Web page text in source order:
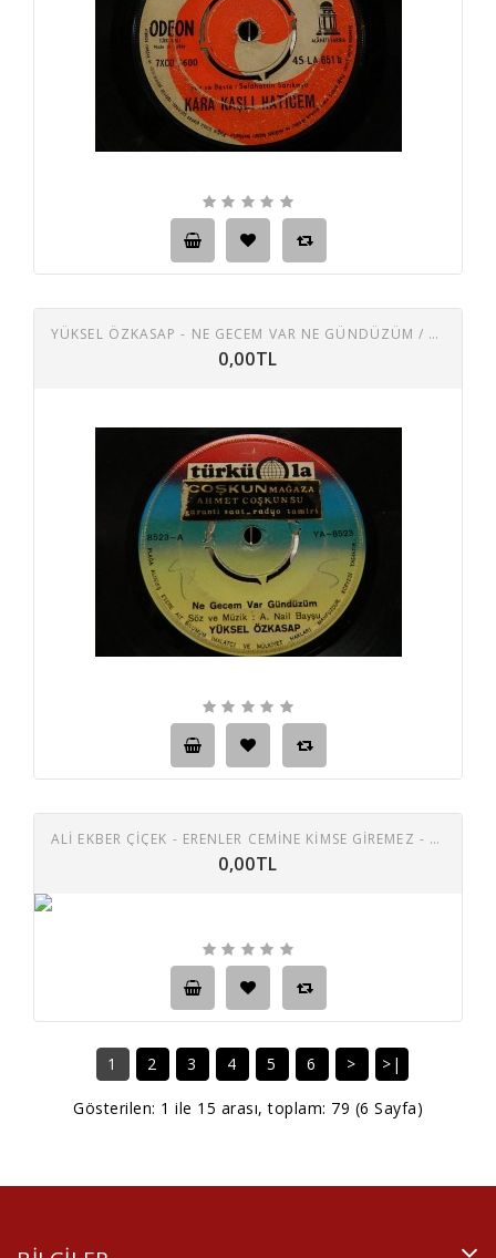
YÜKSEL ÖZKASAP - NE GECEM VAR NE GÜNDÜZÜM / BU DERDIME DERMAN ARARIM BENDE
0,00TL
ALI EKBER ÇIÇEK - ERENLER CEMINE KIMSE GIREMEZ - KULEDEN GEL KULEDEN 45 LIK PLAK
0,00TL
1 2 3 4 5 6 > >|
Gösterilen: 1 ile 15 arası, toplam: 79 (6 Sayfa)